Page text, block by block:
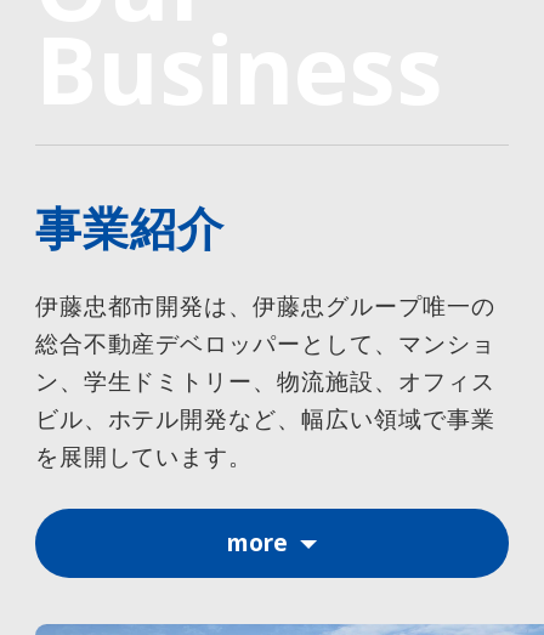
事業紹介
伊藤忠都市開発は、伊藤忠グループ唯一の
総合不動産デベロッパーとして、マンショ
ン、学生ドミトリー、物流施設、オフィス
ビル、ホテル開発など、幅広い領域で事業
を展開しています。
more